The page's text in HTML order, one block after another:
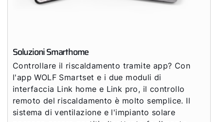
Soluzioni Smarthome
Controllare il riscaldamento tramite app? Con
l'app WOLF Smartset e i due moduli di
interfaccia Link home e Link pro, il controllo
remoto del riscaldamento è molto semplice. Il
sistema di ventilazione e l'impianto solare